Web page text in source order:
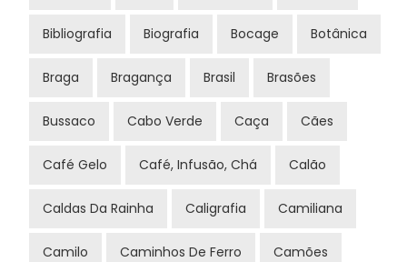
Bibliografia Biografia Bocage Botânica
Braga Bragança Brasil Brasões
Bussaco Cabo Verde Caça Cães
Café Gelo Café, Infusão, Chá Calão
Caldas Da Rainha Caligrafia Camiliana
Camilo Caminhos De Ferro Camões